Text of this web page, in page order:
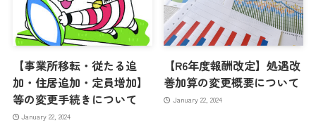
【事業所移転・従たる追
加・住居追加・定員増加】
等の変更手続きについて
January 22, 2024
【R6年度報酬改定】処遇改
善加算の変更概要について
January 22, 2024